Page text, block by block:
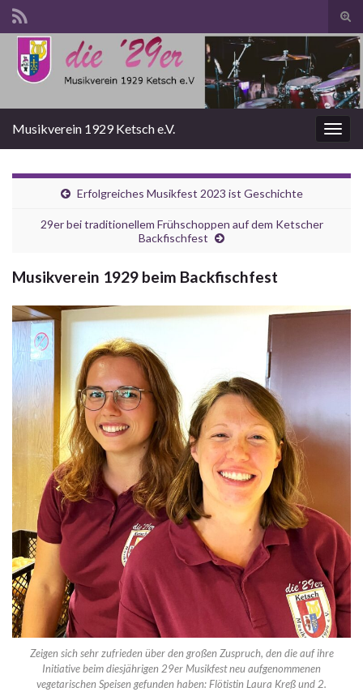
Search for:
Musikverein 1929 Ketsch e.V.
Erfolgreiches Musikfest 2023 ist Geschichte
29er bei traditionellem Frühschoppen auf dem Ketscher
Backfischfest
Musikverein 1929 beim Backfischfest
Zeigen sich sehr zufrieden über den großen Zuspruch, den die auf ihre
Initiative beim diesjährigen 29er Musikfest neu aufgenommenen
vegetarischen Speisen gefunden haben: Flötistin Laura Kreß und 2.